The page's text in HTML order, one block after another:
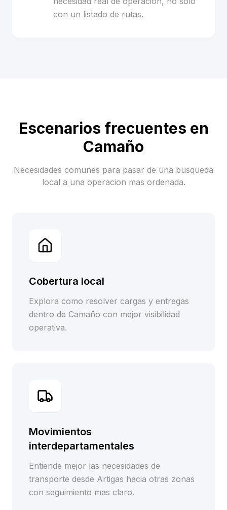
con un listado de rutas.
Escenarios frecuentes en
Camaño
Necesidades comunes para pasar de una busqueda
local a una operacion mas ordenada.
Cobertura local
Explora como resolver cargas y entregas
dentro de Camaño con mejor visibilidad
operativa.
Movimientos
interdepartamentales
Entiende mejor las necesidades de
transporte desde Artigas hacia otras zonas
con seguimiento mas claro.